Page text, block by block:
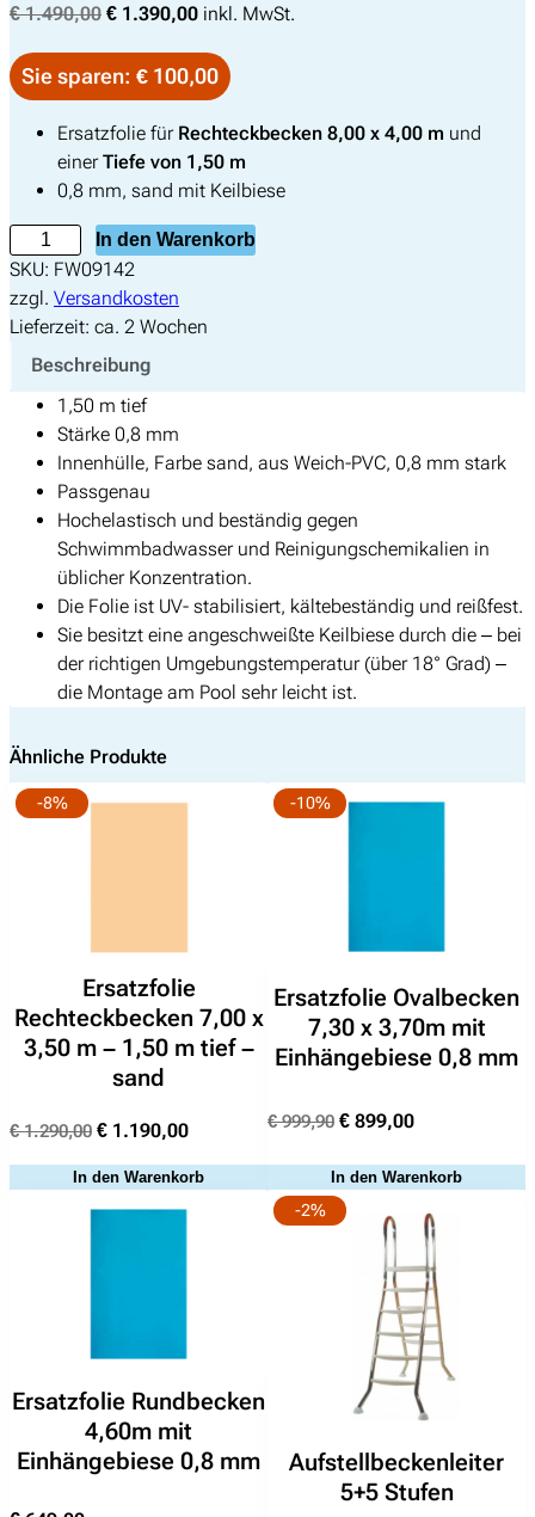
€1.490,00 U
s
p
r
ü
n
l
i
c
h
e
P
r
e
i
s
w
a
r
:
€
.
4
€ 1.390,00A
t
u
e
l
r
e
t
€
1
.
3
9
0
0
inkl. MwSt.
Sie sparen: € 100,00
Ersatzfolie für Rechteckbecken 8,00 x 4,00 m und
einerTiefe von 1,50 m
0,8 mm, sand mit Keilbiese
r
s
a
k
b
e
0
,
t
In den Warenkorb
SKU: FW09142
zzgl. Versandkosten
Lieferzeit: ca. 2 Wochen
Beschreibung
1,50 m tief
Stärke 0,8 mm
Innenhülle, Farbe sand, aus Weich-PVC, 0,8 mm stark
Passgenau
Hochelastisch und beständig gegen
Schwimmbadwasser und Reinigungschemikalien in
üblicher Konzentration.
Die Folie ist UV- stabilisiert, kältebeständig und reißfest.
Sie besitzt eine angeschweißte Keilbiese durch die – bei
der richtigen Umgebungstemperatur (über 18° Grad) –
die Montage am Pool sehr leicht ist.
Ähnliche Produkte
-8%
Ersatzfolie
Rechteckbecken 7,00 x
3,50 m – 1,50 m tief –
sand
€1.290,00 Ursprünglicher
war:
€ 1.290,00
€ 1.190,00Aktueller
ist:
€ 1.190,00.
In den Warenkorb
-10%
Ersatzfolie Ovalbecken
7,30 x 3,70m mit
Einhängebiese 0,8 mm
€999,90 Ursprünglicher
war:
€ 999,90
€ 899,00Aktueller
ist:
In den Warenkorb
Ersatzfolie Rundbecken
4,60m mit
Einhängebiese 0,8 mm
-2%
Aufstellbeckenleiter
5+5 Stufen
Suchen
nach: